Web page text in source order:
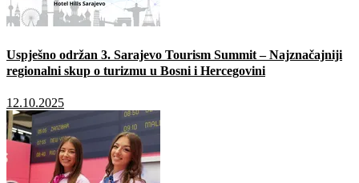
Uspješno održan 3. Sarajevo Tourism Summit – Najznačajniji
regionalni skup o turizmu u Bosni i Hercegovini
12.10.2025